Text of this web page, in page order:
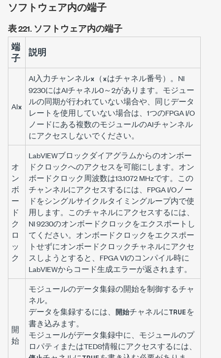
ソフトウェア内の端子
表 221. ソフトウェア内の端子
端
子
説明
AIx
AI入力チャンネルx （xはチャネル番号）。NI
9230にはAIチャネル0～2があります。モジュー
ルの同期が行われていない場合や、同じデータ
レートを使用していない場合は、1つのFPGA I/O
ノードにある複数のモジュールのAIチャンネル
にアクセスしないでください。
オ
ン
ボ
ー
ド
ク
ロ
ッ
ク
LabVIEWブロックダイアグラムからのオンボー
ドクロックへのアクセスを可能にします。オン
ボードクロック周波数は13.1072 MHzです。この
チャンネルにアクセスするには、FPGA I/Oノー
ドをシングルサイクルタイミングループ内で使
用します。このチャネルにアクセスするには、
NI 9230のオンボードクロックをエクスポートし
てください。オンボードクロックをエクスポー
トせずにオンボードクロックチャネルにアクセ
スしようとすると、FPGA VIのコンパイル時に
LabVIEWからコード生成エラーが返されます。
開
始
モジュールのデータ集録の開始を制御するチャ
ネル。
データを集録するには、 開始チャネルにTRUEを
書き込みます。
モジュールがデータ集録中に、モジュールのプ
ロパティまたはTEDS情報にアクセスするには、